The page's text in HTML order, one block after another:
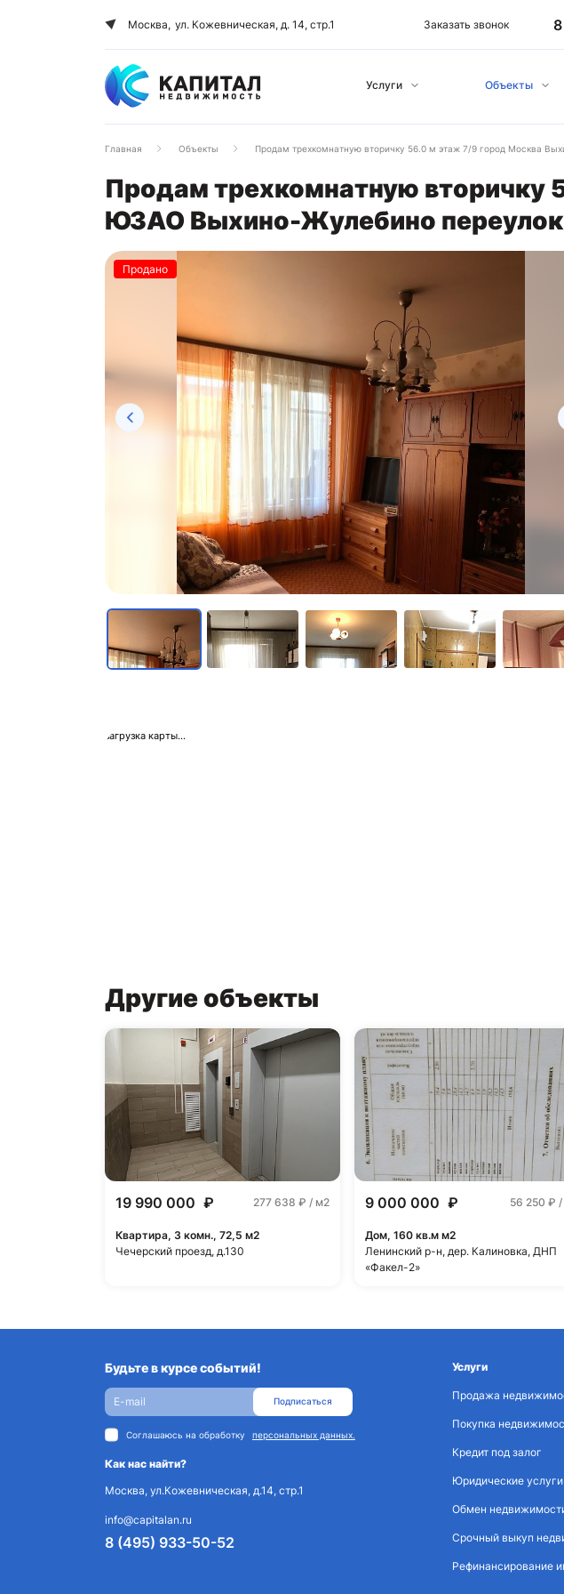
Москва, ул. Кожевническая, д. 14, стр.1 Заказать звонок
Услуги Объекты
Главная Объекты Продам трехкомнатную вторичку 56.0 м этаж 7/9 город Москва
Продам трехкомнатную вторичку
ЮЗАО Выхино-Жулебино переулок
Продано
загрузка карты...
Другие объекты
19 990 000 ₽ 277 638 ₽ / м2
Квартира, 3 комн., 72,5 м2
Чечерский проезд, д.130
9 000 000 ₽ 56 250 ₽ /
Дом, 160 кв.м м2
Ленинский р-н, дер. Калиновка, ДНП
«Факел-2»
Будьте в курсе событий!
Подписаться
Соглашаюсь на обработку персональных данных.
Как нас найти?
Москва, ул.Кожевническая, д.14, стр.1
info@capitalan.ru
8 (495) 933-50-52
Услуги
Продажа
Покупка
Кредит под залог
Юридические услуги
Обмен
Срочный выкуп
Рефинансирование